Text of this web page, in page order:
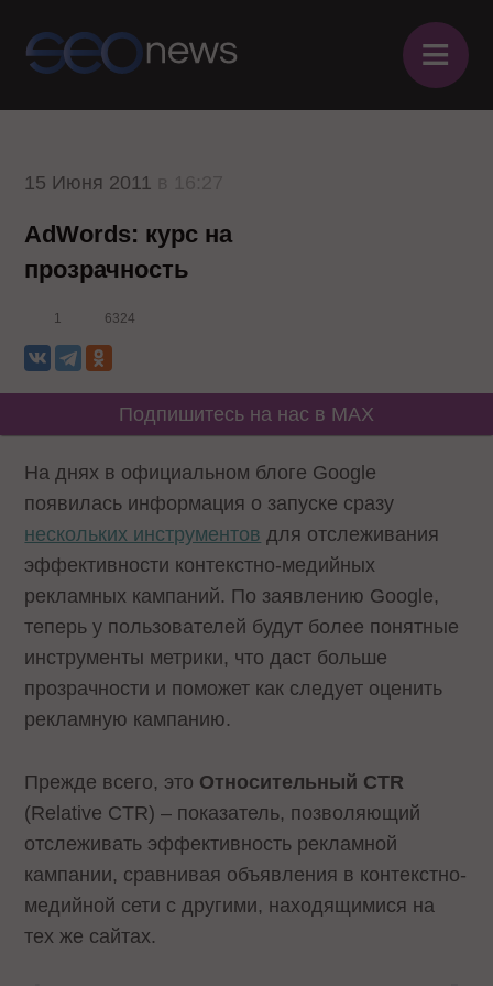
≡
15 Июня 2011
AdWords: курс на
прозрачность
1 6324
Подпишитесь на нас в MAX
На днях в официальном блоге Google
появилась информация о запуске сразу
нескольких инструментов для отслеживания
эффективности контекстно-медийных
рекламных кампаний. По заявлению Google,
теперь у пользователей будут более понятные
инструменты метрики, что даст больше
прозрачности и поможет как следует оценить
рекламную кампанию.
Прежде всего, это Относительный CTR
(Relative CTR) – показатель, позволяющий
отслеживать эффективность рекламной
кампании, сравнивая объявления в контекстно-
медийной сети с другими, находящимися на
тех же сайтах.